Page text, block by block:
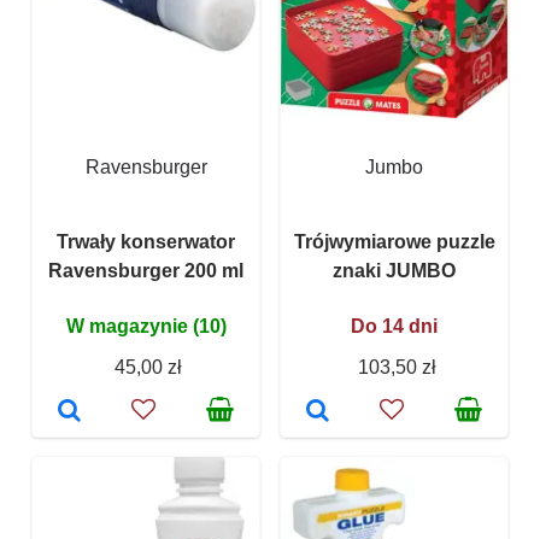
Ravensburger
Trwały konserwator
Ravensburger 200 ml
W magazynie (10)
45,00 zł
Jumbo
Trójwymiarowe puzzle
znaki JUMBO
Do 14 dni
103,50 zł